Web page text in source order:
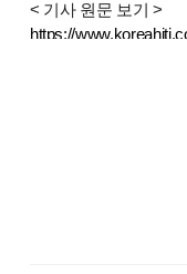
< 기사 원문 보기 >
https://